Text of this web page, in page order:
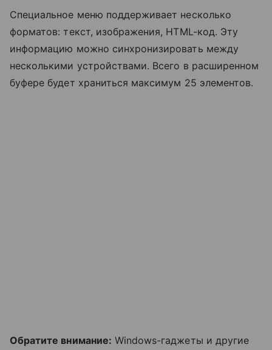
Специальное меню поддерживает несколько
форматов: текст, изображения, HTML-код. Эту
информацию можно синхронизировать между
несколькими устройствами. Всего в расширенном
буфере будет храниться максимум 25 элементов.
Обратите внимание: Windows-гаджеты и другие